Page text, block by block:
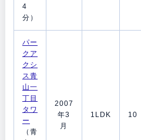
4
分）
パー
クア
クシ
ス青
山一
丁目
タワ
ー
（青
2007
年3
月
1LDK 10